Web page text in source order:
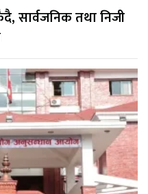
सार्वजनिक तथा निजी